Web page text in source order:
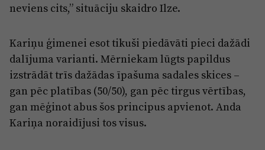
neviens cits,” situāciju skaidro Ilze.
Kariņu ģimenei esot tikuši piedāvāti pieci dažādi
dalījuma varianti. Mērniekam lūgts papildus
izstrādāt trīs dažādas īpašuma sadales skices –
gan pēc platības (50/50), gan pēc tirgus vērtības,
gan mēģinot abus šos principus apvienot. Anda
Kariņa noraidījusi tos visus.